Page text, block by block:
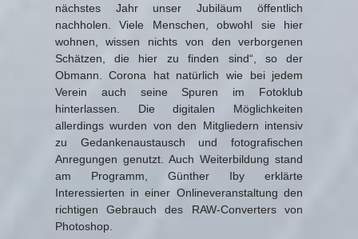
nächstes Jahr unser Jubiläum öffentlich
nachholen. Viele Menschen, obwohl sie hier
wohnen, wissen nichts von den verborgenen
Schätzen, die hier zu finden sind“, so der
Obmann. Corona hat natürlich wie bei jedem
Verein auch seine Spuren im Fotoklub
hinterlassen. Die digitalen Möglichkeiten
allerdings wurden von den Mitgliedern intensiv
zu Gedankenaustausch und fotografischen
Anregungen genutzt. Auch Weiterbildung stand
am Programm, Günther Iby erklärte
Interessierten in einer Onlineveranstaltung den
richtigen Gebrauch des RAW-Converters von
Photoshop.